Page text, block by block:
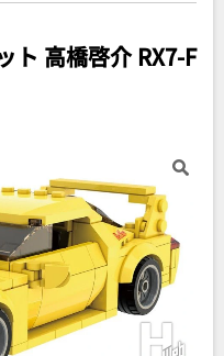
ト 高橋啓介 RX7-F